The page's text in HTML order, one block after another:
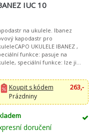
IUC 10
na ukulele. Ibanez
kapodastr pro
UKULELE IBANEZ ,
funkce: pasuje na
speciální funkce: lze ji
stříbrná, hmotnost: 41 g
Koupit s kódem
263,-
Prázdniny
doručení